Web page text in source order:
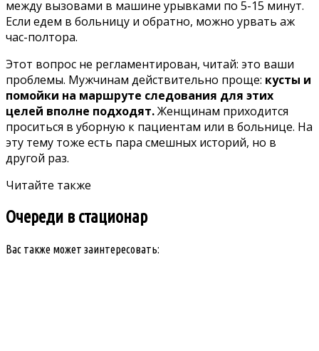
между вызовами в машине урывками по 5-15 минут.
Если едем в больницу и обратно, можно урвать аж
час-полтора.
Этот вопрос не регламентирован, читай: это ваши
проблемы. Мужчинам действительно проще: кусты и
помойки на маршруте следования для этих
целей вполне подходят.Женщинам приходится
проситься в уборную к пациентам или в больнице. На
эту тему тоже есть пара смешных историй, но в
другой раз.
Читайте также
Очереди в стационар
Вас также может заинтересовать: